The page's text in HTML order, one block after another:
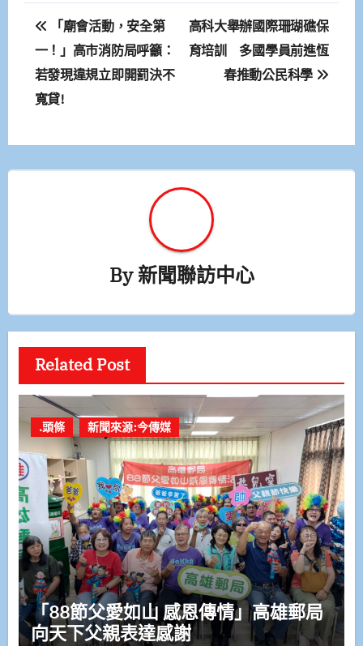
文
章
導
「廟會活動，安全第
一！」高市消防局呼籲：
若發現違規立即開罰決不
寬貸!
高科大舉辦國際珊瑚礁保
育培訓 多國學員前進恆
春推動公民科學
By新聞聯訪中心
Related Post
.頭條 新聞來源:今傳媒
「88節父愛如山 感恩傳情」高雄郵局
向天下父親表達感謝